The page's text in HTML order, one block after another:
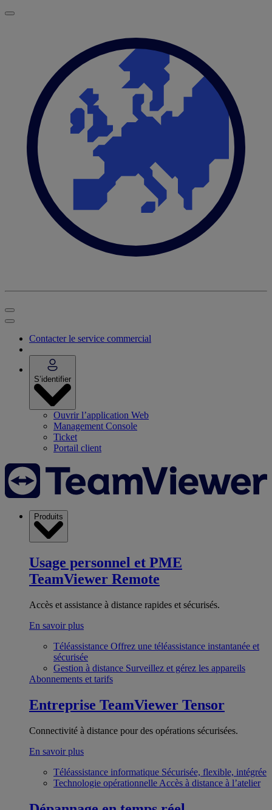
Contacter le service commercial
S’identifier
Ouvrir l’application Web
Management Console
Ticket
Portail client
Produits
Usage personnel et PME
TeamViewer Remote
Accès et assistance à distance rapides et sécurisés.
En savoir plus
Téléassistance Offrez une téléassistance instantanée et
sécurisée
Gestion à distance Surveillez et gérez les appareils
Abonnements et tarifs
Entreprise TeamViewer Tensor
Connectivité à distance pour des opérations sécurisées.
En savoir plus
Téléassistance informatique Sécurisée, flexible, intégrée
Technologie opérationnelle Accès à distance à l’atelier